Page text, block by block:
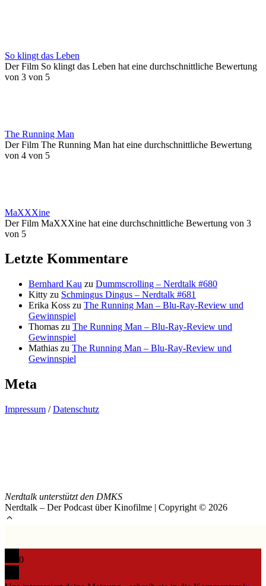
So klingt das Leben
Der Film So klingt das Leben hat eine durchschnittliche Bewertung
von 3 von 5
The Running Man
Der Film The Running Man hat eine durchschnittliche Bewertung
von 4 von 5
MaXXXine
Der Film MaXXXine hat eine durchschnittliche Bewertung von 3
von 5
Letzte Kommentare
Bernhard Kau zu Dummscrolling – Nerdtalk #680
Kitty zu Schmingus Dingus – Nerdtalk #681
Erika Koss zu The Running Man – Blu-Ray-Review und
Gewinnspiel
Thomas zu The Running Man – Blu-Ray-Review und
Gewinnspiel
Mathias zu The Running Man – Blu-Ray-Review und
Gewinnspiel
Meta
Impressum /Datenschutz
Nerdtalk unterstützt den DMKS
Nerdtalk – Der Podcast über Kinofilme | Copyright © 2026
0